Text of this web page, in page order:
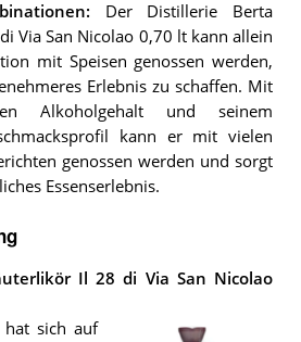
: Der Distillerie Berta
Via San Nicolao 0,70 lt kann allein
mit Speisen genossen werden,
Erlebnis zu schaffen. Mit
Alkoholgehalt und seinem
kann er mit vielen
genossen werden und sorgt
Essenserlebnis.
Il 28 di Via San Nicolao
hat sich auf